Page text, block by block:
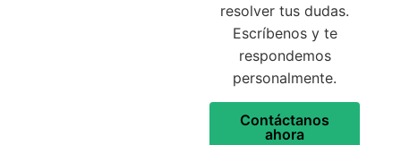
resolver tus dudas.
Escríbenos y te
respondemos
personalmente.
Contáctanos
ahora